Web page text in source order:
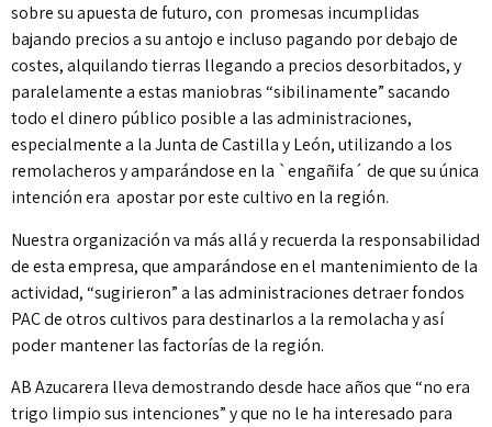
sobre su apuesta de futuro, con promesas incumplidas
bajando precios a su antojo e incluso pagando por debajo de
costes, alquilando tierras llegando a precios desorbitados, y
paralelamente a estas maniobras “sibilinamente” sacando
todo el dinero público posible a las administraciones,
especialmente a la Junta de Castilla y León, utilizando a los
remolacheros y amparándose en la `engañifa´ de que su única
intención era apostar por este cultivo en la región.
Nuestra organización va más allá y recuerda la responsabilidad
de esta empresa, que amparándose en el mantenimiento de la
actividad, “sugirieron” a las administraciones detraer fondos
PAC de otros cultivos para destinarlos a la remolacha y así
poder mantener las factorías de la región.
AB Azucarera lleva demostrando desde hace años que “no era
trigo limpio sus intenciones” y que no le ha interesado para